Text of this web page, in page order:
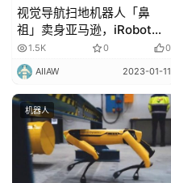
视觉导航扫地机器人「鼻
祖」卖身亚马逊，iRobot和
命运再赌一局
1.5K 0 0
AIIAW 2023-01-11
机器人